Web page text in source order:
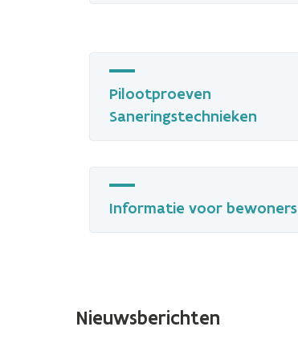
Pilootproeven
Saneringstechnieken
Informatie voor bewoners
Nieuwsberichten